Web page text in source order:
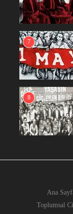
7
8
Ana
Toplumsal